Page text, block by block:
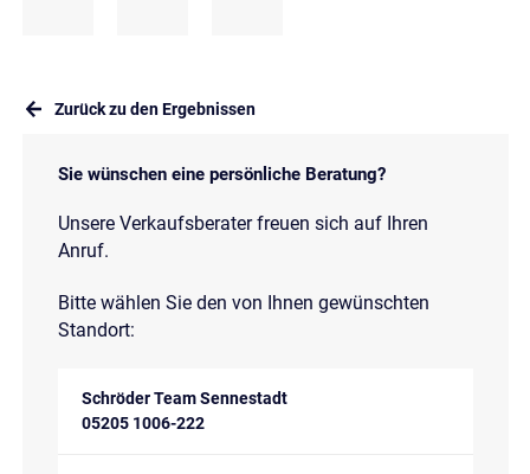
Zurück zu den Ergebnissen
Sie wünschen eine persönliche Beratung?
Unsere Verkaufsberater freuen sich auf Ihren
Anruf.
Bitte wählen Sie den von Ihnen gewünschten
Standort:
Schröder Team Sennestadt
05205 1006-222